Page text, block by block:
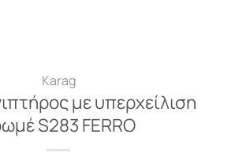
Karag
με υπερχείλιση
S283 FERRO